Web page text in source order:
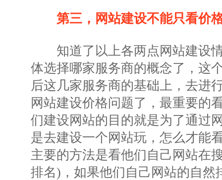
第三，网站建设不能只看价
知道了以上各两点网站建设情
体选择哪家服务商的概念了，这
后这几家服务商的基础上，去进
网站建设价格问题了，最重要的
们建设网站的目的就是为了通过
是去建设一个网站玩，怎么才能
主要的方法是看他们自己网站在
排名)，如果他们自己网站的自